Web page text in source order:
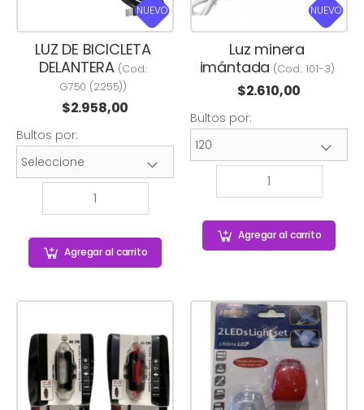
NUEVO
LUZ DE BICICLETA
DELANTERA (Cod.:
G750 (2255))
$2.958,00
Bultos por:
Agregaral carrito
NUEVO
Luz minera
imántada (Cod.:101-3)
$2.610,00
Bultos por:
Agregaral carrito